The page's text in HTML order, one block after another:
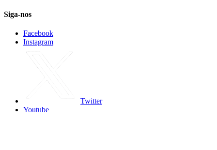
Siga-nos
Facebook
Instagram
Twitter
Youtube